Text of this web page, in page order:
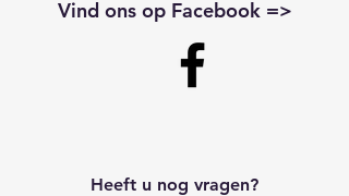
Vind ons op Facebook =>
Heeft u nog vragen?